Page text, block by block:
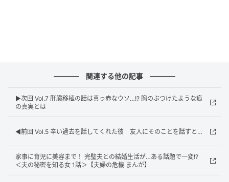
ある日、ミカとマコトは旅行に行ったのですが…。
関連する他の記事
▶︎次回 Vol.7 肝臓移植の話は真っ赤なウソ…!? 胸のぶつけたような痕
の真実とは
◀︎前回 Vol.5 辛い過去を話してくれた彼 友人にそのことを話すと…
家事に育児に美容まで！ 完璧夫との結婚生活が…ある話題で一変!?
＜夫の秘密を知る女 1話＞【夫婦の危機 まんが】